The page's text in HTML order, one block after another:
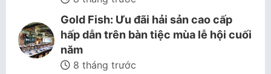
Gold Fish: Ưu đãi hải sản cao cấp
hấp dẫn trên bàn tiệc mùa lễ hội cuối
năm
8 tháng trước